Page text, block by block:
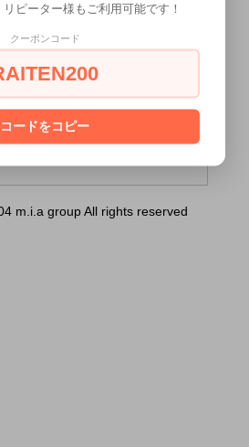
クスは最高に気持ちいい 内
ません。
は18歳以上ですか？
い ] [ いいえ ]
m.i.a group All rights reserved
ピーター様もご利用可能です！
クーポンコード
コードをコピー